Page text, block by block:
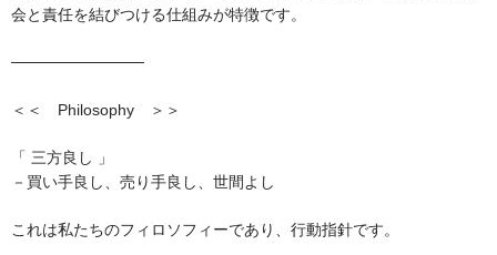
会と責任を結びつける仕組みが特徴です。
────────────
＜＜　Philosophy　＞＞
「 三方良し 」
－買い手良し、売り手良し、世間よし
これは私たちのフィロソフィーであり、行動指針です。